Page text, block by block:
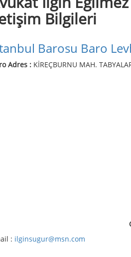
Bilgileri
Barosu Baro
Adres : KİREÇBURNU MAH.
: ilginsugur@msn.com